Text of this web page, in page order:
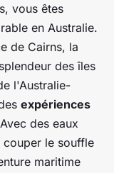
vous êtes
en Australie.
de Cairns, la
des îles
l'Australie-
expériences
des eaux
couper le souffle
maritime